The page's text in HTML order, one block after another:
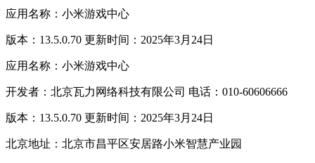
应用名称：小米游戏中心
版本：13.5.0.70 更新时间：2025年3月24日
应用名称：小米游戏中心
开发者：北京瓦力网络科技有限公司 电话：010-60606666
版本：13.5.0.70 更新时间：2025年3月24日
北京地址：北京市昌平区安居路小米智慧产业园